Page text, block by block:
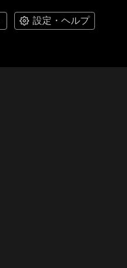
設定・ヘルプ